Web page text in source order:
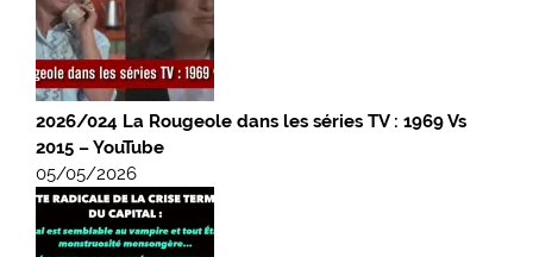
2026/024 La Rougeole dans les séries TV : 1969 Vs
2015 – YouTube
05/05/2026